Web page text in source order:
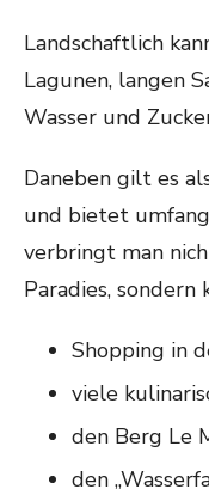
Landschaftlich
Lagunen, langen
Wasser und
Daneben gilt es
und bietet
verbringt man
Paradies, sondern
Shopping in
viele
den Berg Le
den